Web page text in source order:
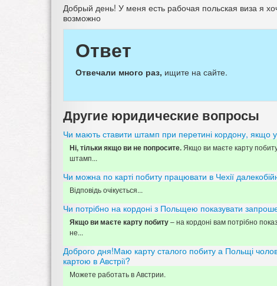
Добрый день! У меня есть рабочая польская виза я
возможно
Ответ
Отвечали много раз, ищите на сайте.
Другие юридические вопросы
Чи мають ставити штамп при перетині кордону, якщо
Ні, тільки якщо ви не попросите. Якщо ви маєте карту
штамп...
Чи можна по карті побиту працювати в Чехії
Відповідь очікується...
Чи потрібно на кордоні з Польщею показувати
Якщо ви маєте карту побиту– на кордоні вам потрібно
не...
Доброго дня!Маю карту сталого побиту а Польщі
картою в Австрії?
Можете работать в Австрии.